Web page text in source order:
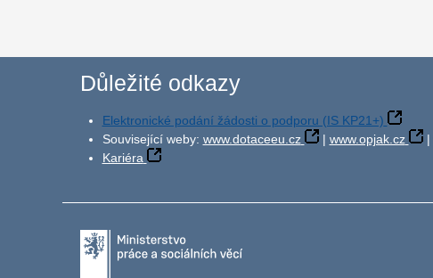
Důležité odkazy
Elektronické podání žádosti o podporu (IS KP21+)
Související weby: www.dotaceeu.cz | www.opjak.cz |
Kariéra